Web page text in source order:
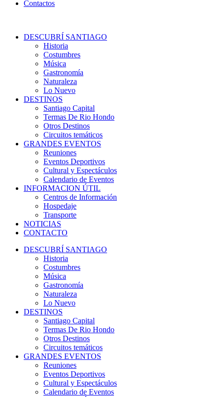
Contactos
DESCUBRÍ SANTIAGO
Historia
Costumbres
Música
Gastronomía
Naturaleza
Lo Nuevo
DESTINOS
Santiago Capital
Termas De Rio Hondo
Otros Destinos
Circuitos temáticos
GRANDES EVENTOS
Reuniones
Eventos Deportivos
Cultural y Espectáculos
Calendario de Eventos
INFORMACION ÚTIL
Centros de Información
Hospedaje
Transporte
NOTICIAS
CONTACTO
DESCUBRÍ SANTIAGO
Historia
Costumbres
Música
Gastronomía
Naturaleza
Lo Nuevo
DESTINOS
Santiago Capital
Termas De Rio Hondo
Otros Destinos
Circuitos temáticos
GRANDES EVENTOS
Reuniones
Eventos Deportivos
Cultural y Espectáculos
Calendario de Eventos